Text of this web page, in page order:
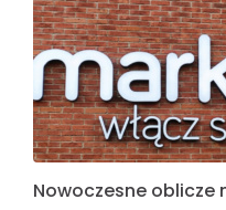
Nowoczesne oblicze